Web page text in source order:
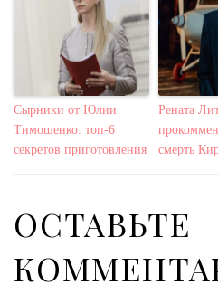
Сырники от Юлии
Тимошенко: топ-6
секретов приготовления
Рената
смерть
ОСТАВЬТЕ